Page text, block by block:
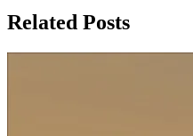
Related Posts